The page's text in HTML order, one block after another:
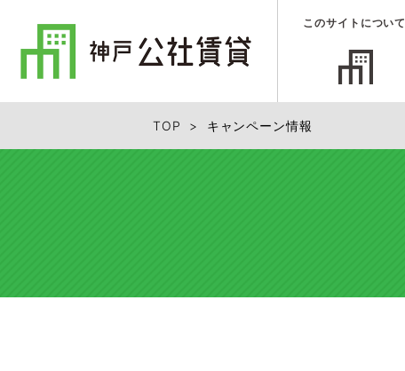
このサイトについて
TOP > キャンペーン情報